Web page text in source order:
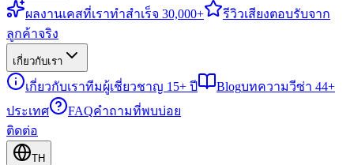
ผลงานเคสที่เราทำสำเร็จ 30,000+ รีวิวเสียงตอบรับจาก
ลูกค้าจริง
เกี่ยวกับเรา
เกี่ยวกับเราทีมผู้เชี่ยวชาญ 15+ ปี Blogบทความวีซ่า 44+
ประเทศ
FAQคำถามที่พบบ่อย
ติดต่อ
TH